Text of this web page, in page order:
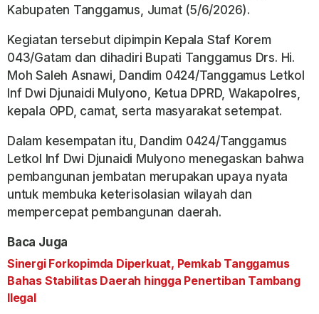
Kabupaten Tanggamus, Jumat (5/6/2026).
Kegiatan tersebut dipimpin Kepala Staf Korem
043/Gatam dan dihadiri Bupati Tanggamus Drs. Hi.
Moh Saleh Asnawi, Dandim 0424/Tanggamus Letkol
Inf Dwi Djunaidi Mulyono, Ketua DPRD, Wakapolres,
kepala OPD, camat, serta masyarakat setempat.
Dalam kesempatan itu, Dandim 0424/Tanggamus
Letkol Inf Dwi Djunaidi Mulyono menegaskan bahwa
pembangunan jembatan merupakan upaya nyata
untuk membuka keterisolasian wilayah dan
mempercepat pembangunan daerah.
Baca Juga
Sinergi Forkopimda Diperkuat, Pemkab Tanggamus
Bahas Stabilitas Daerah hingga Penertiban Tambang
Ilegal